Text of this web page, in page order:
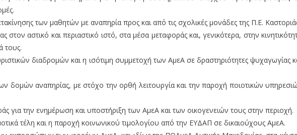
των μαθητών με αναπηρία προς και από τις σχολικές μονάδες της Π.Ε.
στον αστικό και περιαστικό ιστό, στα μέσα μεταφοράς και, γενικότερα, στην
τους.
διαδρομών και η ισότιμη συμμετοχή των ΑμεΑ σε δραστηριότητες ψυχαγωγίας
δομών αναπηρίας, με στόχο την ορθή λειτουργία και την παροχή ποιοτικών
για την ενημέρωση και υποστήριξη των ΑμεΑ και των οικογενειών τους στην περιοχή.
τέλη και η παροχή κοινωνικού τιμολογίου από την ΕΥΔΑΠ σε δικαιούχους ΑμεΑ.